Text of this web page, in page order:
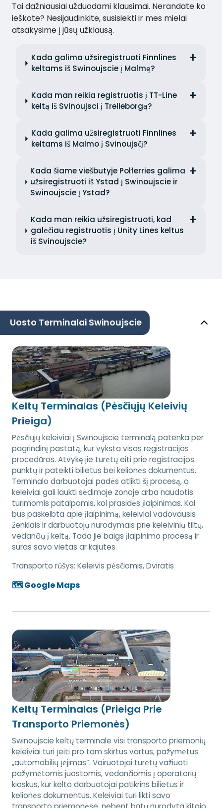
Tai dažniausiai užduodami klausimai. Nerandate ko
ieškote? Nesijaudinkite, susisiekti ir mes mielai
atsakysime į jūsų užklausą.
Kada galima užsiregistruoti Finnlines
keltams iš Swinoujscie į Malmę?
Kada man reikia registruotis į TT-Line
keltą iš Svinoujsci į Trelleborgą?
Kada galima užsiregistruoti Finnlines
keltams iš Malmo į Svinoujsčį?
Kada šiame viešbutyje Polferries galima
užsiregistruoti iš Ystad į Swinoujscie ir
Swinoujscie į Ystad?
Kada man reikia užsiregistruoti, kad
galėčiau registruotis į Unity Lines keltus
iš Svinoujscie?
Uosto Terminalai Swinoujscie
Keltų Terminalas (Pėsčiųjų Keleivių
Prieiga)
Pėsčiųjų keleiviai į Swinoujscie terminalą patenka per
pagrindinį pastatą, kur vyksta visos registracijos
procedūros. Atvykę jie turėtų eiti prie registracijos
punktų ir pateikti bilietus bei kelionės dokumentus.
Terminalo darbuotojai padės atlikti šį procesą, o
keleiviai gali laukti sėdimoje zonoje arba naudotis
turimomis patalpomis, kol prasidės įlaipinimas. Kai
bus paskelbta apie įlaipinimą, keleiviai vadovausis
ženklais ir darbuotojų nurodymais prie keleivinių tiltų,
vedančių į keltą. Tada jie baigs įlaipinimo procesą ir
suras savo vietas ar kajutes.
Transporto rūšys: Keleivis pėsčiomis, Dviratis
🗺️ Google Maps
Keltų Terminalas (Prieiga Prie
Transporto Priemonės)
Swinoujscie keltų terminale visi transporto priemonių
keleiviai turi įeiti pro tam skirtus vartus, pažymėtus
„automobilių įėjimas“. Vairuotojai turėtų važiuoti
pažymėtomis juostomis, vedančiomis į operatorių
kioskus, kur kelto darbuotojai patikrins bilietus ir
kelionės dokumentus. Keleiviai turi likti savo